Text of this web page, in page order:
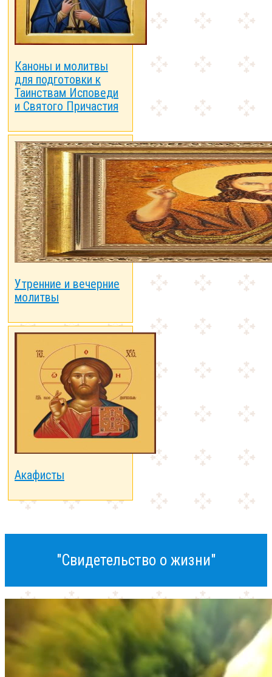
Каноны и молитвы
для подготовки к
Таинствам Исповеди
и Святого Причастия
Утренние и вечерние
молитвы
Акафисты
"Свидетельство о жизни"